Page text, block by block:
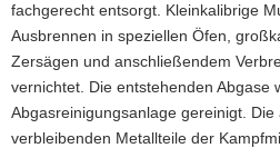
fachgerecht entsorgt. Kleinkalibrige
Ausbrennen in speziellen Öfen,
Zersägen und anschließendem
vernichtet. Die entstehenden Abgase
Abgasreinigungsanlage gereinigt.
verbleibenden Metallteile der